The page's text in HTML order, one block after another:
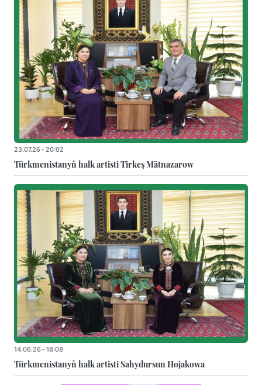
23.07.26 - 20:02
Türkmenistanyň halk artisti Tirkeş Mätnazarow
14.06.26 - 18:08
Türkmenistanyň halk artisti Sahydursun Hojakowa